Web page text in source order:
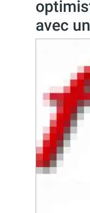
avec